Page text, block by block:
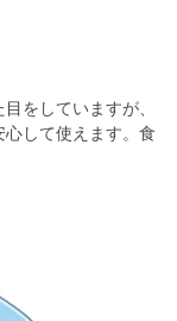
をしていますが、
して使えます。食